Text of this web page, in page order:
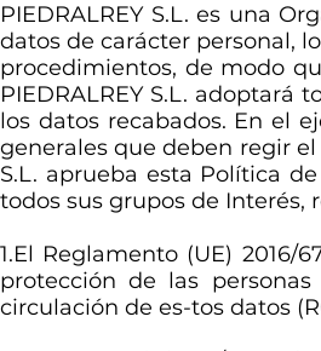
PIEDRALREY S.L. es una
datos de carácter personal,
procedimientos, de modo
PIEDRALREY S.L.
los datos recabados. En el
generales que deben regir
S.L. aprueba esta Política
todos sus grupos de Interés,
1.El Reglamento (UE)
protección de las
circulación de es-tos datos